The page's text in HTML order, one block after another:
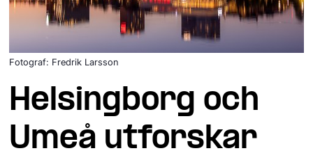
Fotograf: Fredrik Larsson
Helsingborg och
Umeå utforskar